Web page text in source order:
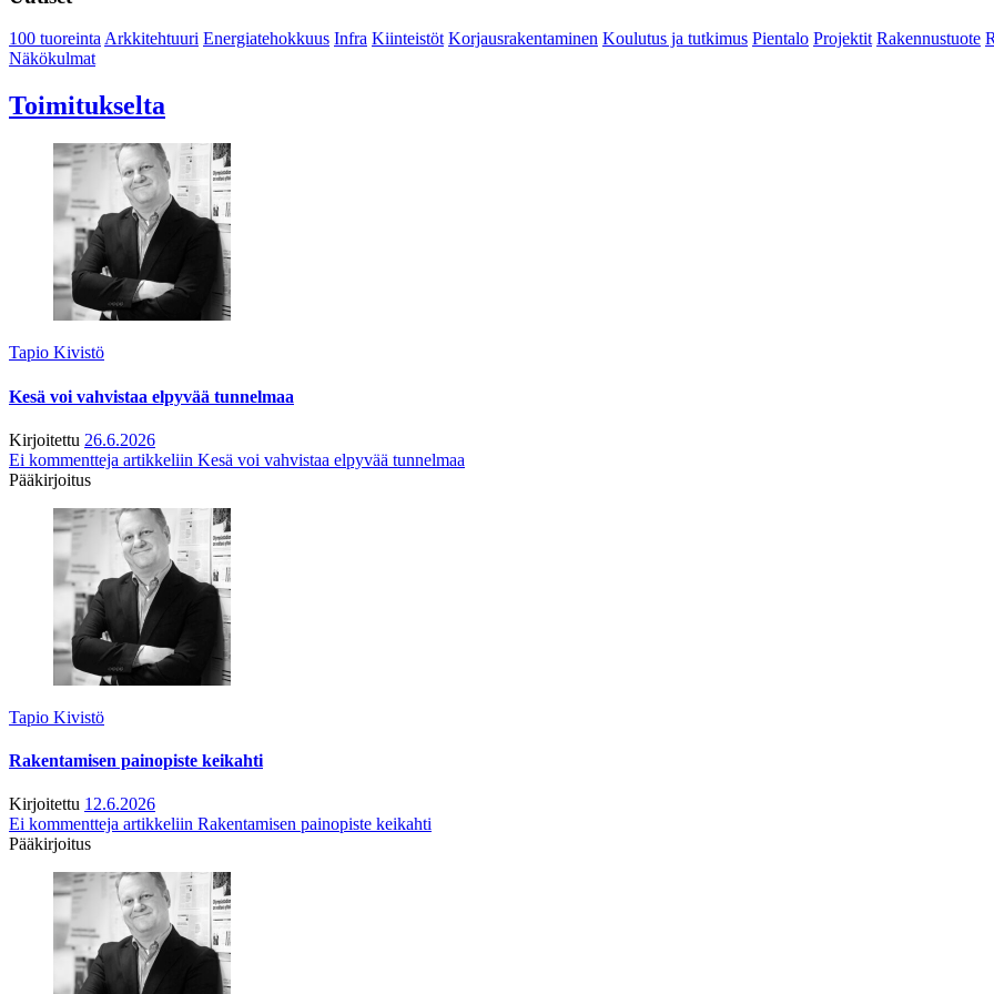
100 tuoreintaArkkitehtuuri Energiatehokkuus Infra Kiinteistöt Korjausrakentaminen Koulutus ja tutkimus Pientalo Projektit Rakennustuote
Näkökulmat
Toimitukselta
Tapio Kivistö
Kesä voi vahvistaa elpyvää tunnelmaa
Kirjoitettu 26.6.2026
Ei kommentteja artikkeliin Kesä voi vahvistaa elpyvää tunnelmaa
Pääkirjoitus
Tapio Kivistö
Rakentamisen painopiste keikahti
Kirjoitettu 12.6.2026
Ei kommentteja artikkeliin Rakentamisen painopiste keikahti
Pääkirjoitus